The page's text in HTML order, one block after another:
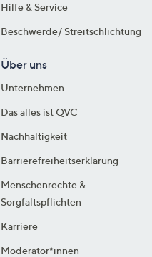
Hilfe & Service
Beschwerde/ Streitschlichtung
Über uns
Unternehmen
Das alles ist QVC
Nachhaltigkeit
Barrierefreiheitserklärung
Menschenrechte &
Sorgfaltspflichten
Karriere
Moderator*innen